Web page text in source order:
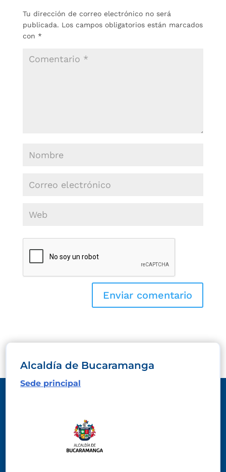
Tu dirección de correo electrónico no será
publicada. Los campos obligatorios están marcados
con *
Alcaldía de Bucaramanga
Sede principal